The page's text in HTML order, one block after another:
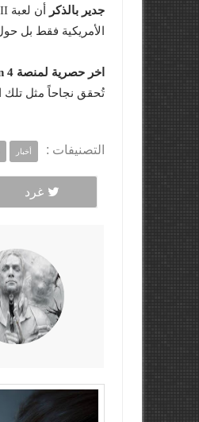
جدير بالذكر
الأمريكية فقط بل حول العالم حيث باعت 4
اخر حصرية لمنصة PlayStation 4 وهي لعبة Ghost of Tsushima
تُحقق نجاحاً مثل تلك
التصنيفات : أخبار
غرد